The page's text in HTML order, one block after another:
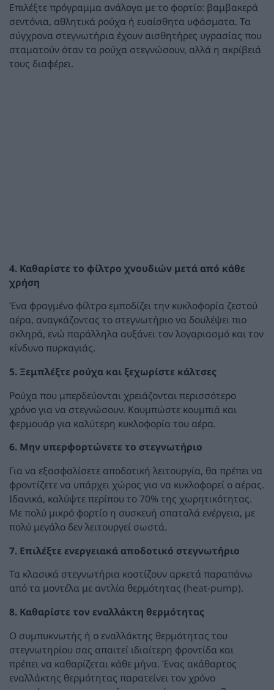
Επιλέξτε πρόγραμμα ανάλογα με το φορτίο: βαμβακερά
σεντόνια, αθλητικά ρούχα ή ευαίσθητα υφάσματα. Τα
σύγχρονα στεγνωτήρια έχουν αισθητήρες υγρασίας που
σταματούν όταν τα ρούχα στεγνώσουν, αλλά η ακρίβειά
τους διαφέρει.
4. Καθαρίστε το φίλτρο χνουδιών μετά από κάθε
χρήση
Ένα φραγμένο φίλτρο εμποδίζει την κυκλοφορία ζεστού
αέρα, αναγκάζοντας το στεγνωτήριο να δουλέψει πιο
σκληρά, ενώ παράλληλα αυξάνει τον λογαριασμό και τον
κίνδυνο πυρκαγιάς.
5. Ξεμπλέξτε ρούχα και ξεχωρίστε κάλτσες
Ρούχα που μπερδεύονται χρειάζονται περισσότερο
χρόνο για να στεγνώσουν. Κουμπώστε κουμπιά και
φερμουάρ για καλύτερη κυκλοφορία του αέρα.
6. Μην υπερφορτώνετε το στεγνωτήριο
Για να εξασφαλίσετε αποδοτική λειτουργία, θα πρέπει να
φροντίζετε να υπάρχει χώρος για να κυκλοφορεί ο αέρας.
Ιδανικά, καλύψτε περίπου το 70% της χωρητικότητας.
Με πολύ μικρό φορτίο η συσκευή σπαταλά ενέργεια, με
πολύ μεγάλο δεν λειτουργεί σωστά.
7. Επιλέξτε ενεργειακά αποδοτικό στεγνωτήριο
Τα κλασικά στεγνωτήρια κοστίζουν αρκετά παραπάνω
από τα μοντέλα με αντλία θερμότητας (heat-pump).
8. Καθαρίστε τον εναλλάκτη θερμότητας
Ο συμπυκνωτής ή ο εναλλάκτης θερμότητας του
στεγνωτηρίου σας απαιτεί ιδιαίτερη φροντίδα και
πρέπει να καθαρίζεται κάθε μήνα. Ένας ακάθαρτος
εναλλάκτης θερμότητας παρατείνει τον χρόνο